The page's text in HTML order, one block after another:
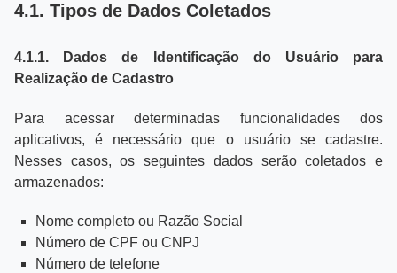
4.1. Tipos de Dados Coletados
4.1.1. Dados de Identificação do Usuário para
Realização de Cadastro
Para acessar determinadas funcionalidades dos
aplicativos, é necessário que o usuário se cadastre.
Nesses casos, os seguintes dados serão coletados e
armazenados:
Nome completo ou Razão Social
Número de CPF ou CNPJ
Número de telefone